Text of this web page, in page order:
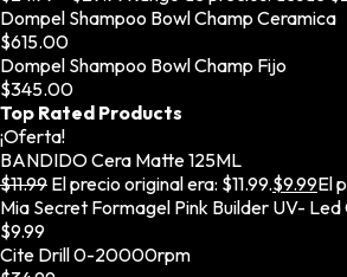
Dompel Shampoo Bowl Champ Ceramica
$615.00
Dompel Shampoo Bowl Champ Fijo
$345.00
Top Rated Products
¡Oferta!
BANDIDO Cera Matte 125ML
$11.99 El precio original era: $11.99.$9.99El
Mia Secret Formagel Pink Builder UV- Led
$9.99
Cite Drill 0-20000rpm